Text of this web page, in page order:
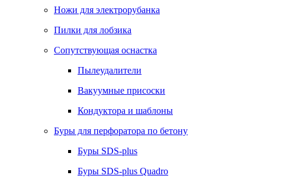
Ножи для электрорубанка
Пилки для лобзика
Сопутствующая оснастка
Пылеудалители
Вакуумные присоски
Кондуктора и шаблоны
Буры для перфоратора по бетону
Буры SDS-plus
Буры SDS-plus Quadro